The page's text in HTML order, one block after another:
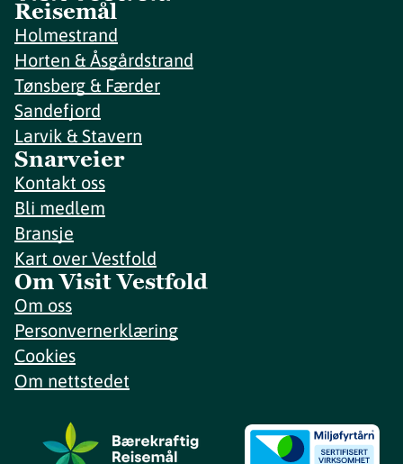
Reisemål
Holmestrand
Horten & Åsgårdstrand
Tønsberg & Færder
Sandefjord
Larvik & Stavern
Snarveier
Kontakt oss
Bli medlem
Bransje
Kart over Vestfold
Om Visit Vestfold
Om oss
Personvernerklæring
Cookies
Om nettstedet